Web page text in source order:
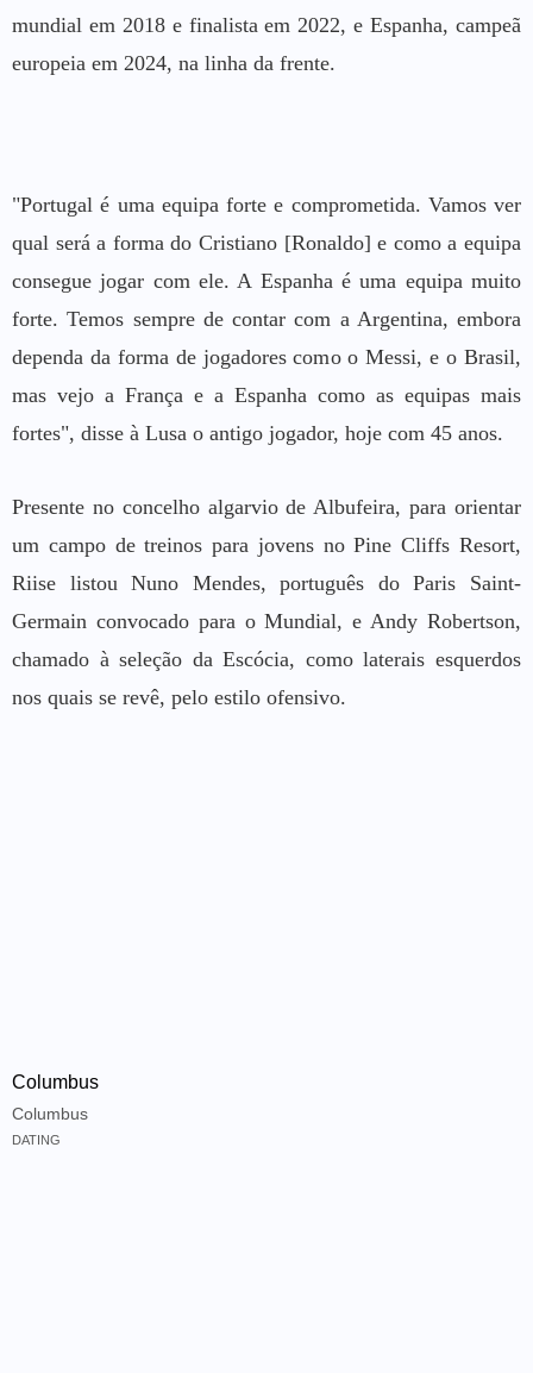
mundial em 2018 e finalista em 2022, e Espanha, campeã
europeia em 2024, na linha da frente.
"Portugal é uma equipa forte e comprometida. Vamos ver
qual será a forma do Cristiano [Ronaldo] e como a equipa
consegue jogar com ele. A Espanha é uma equipa muito
forte. Temos sempre de contar com a Argentina, embora
dependa da forma de jogadores como o Messi, e o Brasil,
mas vejo a França e a Espanha como as equipas mais
fortes", disse à Lusa o antigo jogador, hoje com 45 anos.
Presente no concelho algarvio de Albufeira, para orientar
um campo de treinos para jovens no Pine Cliffs Resort,
Riise listou Nuno Mendes, português do Paris Saint-
Germain convocado para o Mundial, e Andy Robertson,
chamado à seleção da Escócia, como laterais esquerdos
nos quais se revê, pelo estilo ofensivo.
Columbus
Columbus
DATING